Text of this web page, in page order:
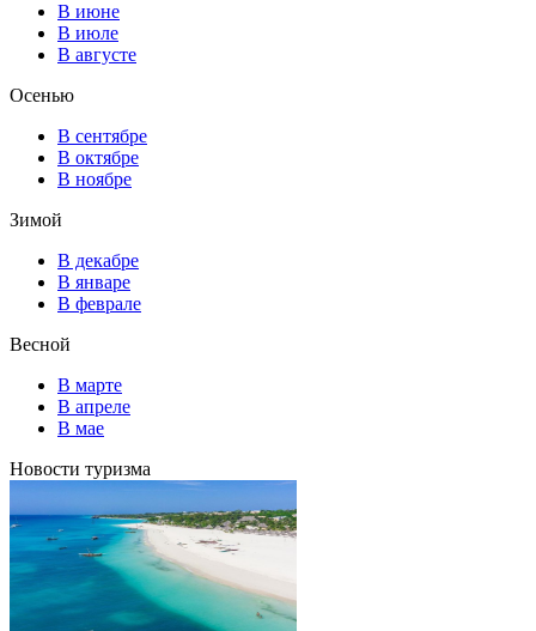
В июне
В июле
В августе
Осенью
В сентябре
В октябре
В ноябре
Зимой
В декабре
В январе
В феврале
Весной
В марте
В апреле
В мае
Новости туризма